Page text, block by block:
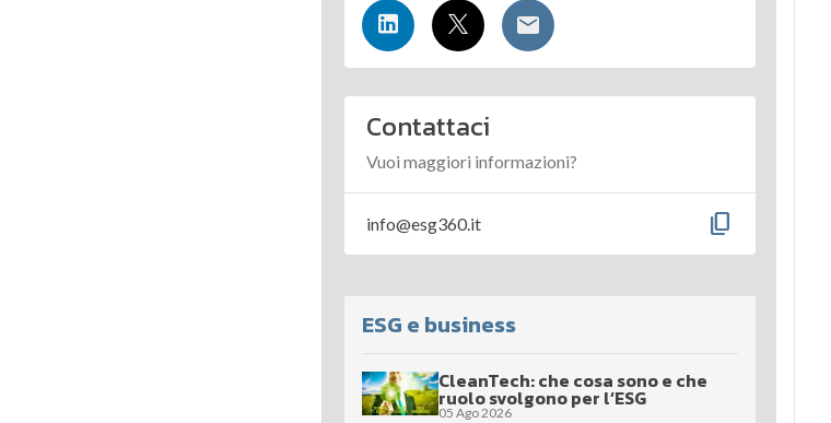
Contattaci
Vuoi maggiori informazioni?
info@esg360.it content_copy
ESG e business
CleanTech: che cosa sono e che
ruolo svolgono per l’ESG
05 Ago 2026